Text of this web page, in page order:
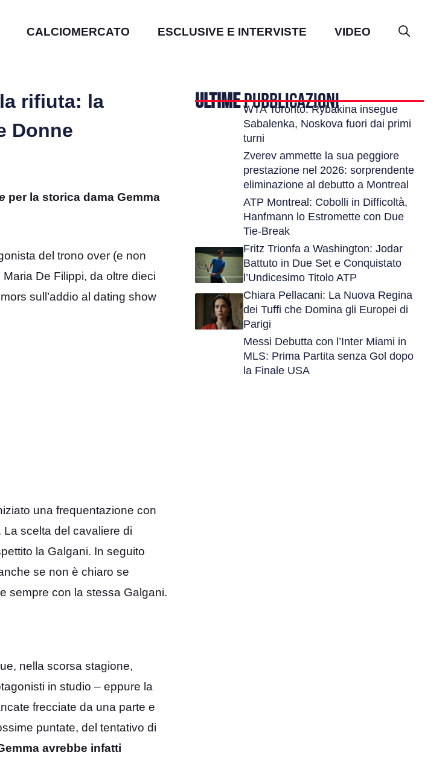
CALCIOMERCATO ESCLUSIVE E INTERVISTE VIDEO
rifiuta: la
Donne
per la storica dama Gemma
del trono over (e non
De Filippi, da oltre dieci
sull’addio al dating show
una frequentazione con
scelta del cavaliere di
la Galgani. In seguito
se non è chiaro se
sempre con la stessa Galgani.
nella scorsa stagione,
in studio – eppure la
frecciate da una parte e
puntate, del tentativo di
avrebbe infatti
ULTIMEPUBBLICAZIONI
WTA Toronto: Rybakina insegue
Sabalenka, Noskova fuori dai primi
turni
Zverev ammette la sua peggiore
prestazione nel 2026: sorprendente
eliminazione al debutto a Montreal
ATP Montreal: Cobolli in Difficoltà,
Hanfmann lo Estromette con Due
Tie-Break
Fritz Trionfa a Washington: Jodar
Battuto in Due Set e Conquistato
l’Undicesimo Titolo ATP
Chiara Pellacani: La Nuova Regina
dei Tuffi che Domina gli Europei di
Parigi
Messi Debutta con l’Inter Miami in
MLS: Prima Partita senza Gol dopo
la Finale USA